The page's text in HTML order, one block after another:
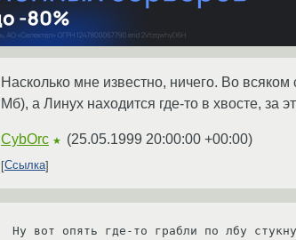
Насколько мне известно, ничего. Во
Мб), а Линух находится где-то в хвосте, за
CybOrc ★ (25.05.1999 20:00:00 +00:00)
Ссылка
Ну вот опять где-то грабли по лбу